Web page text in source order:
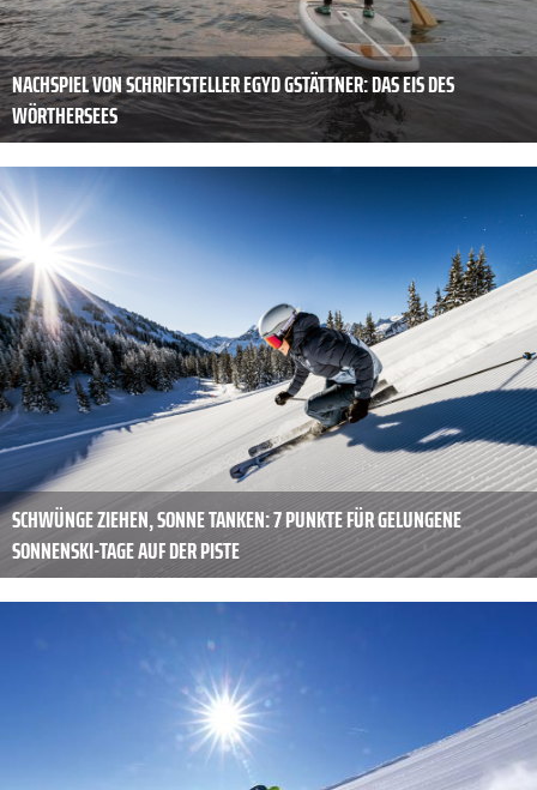
NACHSPIEL VON SCHRIFTSTELLER EGYD GSTÄTTNER: DAS EIS DES
WÖRTHERSEES
SCHWÜNGE ZIEHEN, SONNE TANKEN: 7 PUNKTE FÜR GELUNGENE
SONNENSKI-TAGE AUF DER PISTE